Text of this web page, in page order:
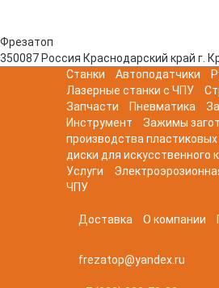
Фрезатоп
350087 Россия Краснодарский край г.
Станки
Автоподатчики
Лазерные станки с ЧПУ
Запчасти
Пневматика
Инструмент
Зажимы
производства пластиковых
диски для искусственного
Услуги
ЧПУ
Доставка О компании
frezatop@yandex.ru